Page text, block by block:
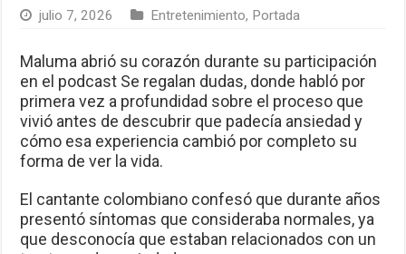
julio 7, 2026 Entretenimiento, Portada
Maluma abrió su corazón durante su participación
en el podcast Se regalan dudas, donde habló por
primera vez a profundidad sobre el proceso que
vivió antes de descubrir que padecía ansiedad y
cómo esa experiencia cambió por completo su
forma de ver la vida.
El cantante colombiano confesó que durante años
presentó síntomas que consideraba normales, ya
que desconocía que estaban relacionados con un